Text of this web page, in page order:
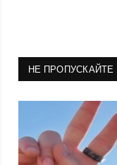
НЕ ПРОПУСКАЙТЕ